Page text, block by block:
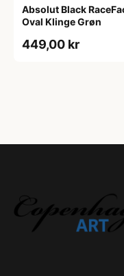
Absolut Black
Oval Klinge Grøn
449,00 kr